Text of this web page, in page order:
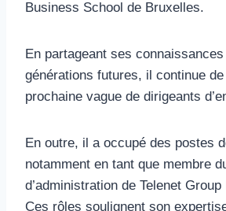
Business School de Bruxelles.
En partageant ses
générations futures, il continue
prochaine vague de dirigeants
En outre, il a occupé des postes
notamment en tant que membre
d’administration de Telenet Group
Ces rôles soulignent son